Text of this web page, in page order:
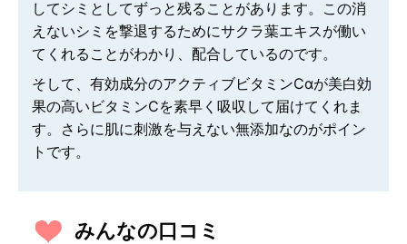
してシミとしてずっと残ることがあります。この消
えないシミを撃退するためにサクラ葉エキスが働い
てくれることがわかり、配合しているのです。
そして、有効成分のアクティブビタミンCαが美白効
果の高いビタミンCを素早く吸収して届けてくれま
す。さらに肌に刺激を与えない無添加なのがポイン
トです。
みんなの口コミ